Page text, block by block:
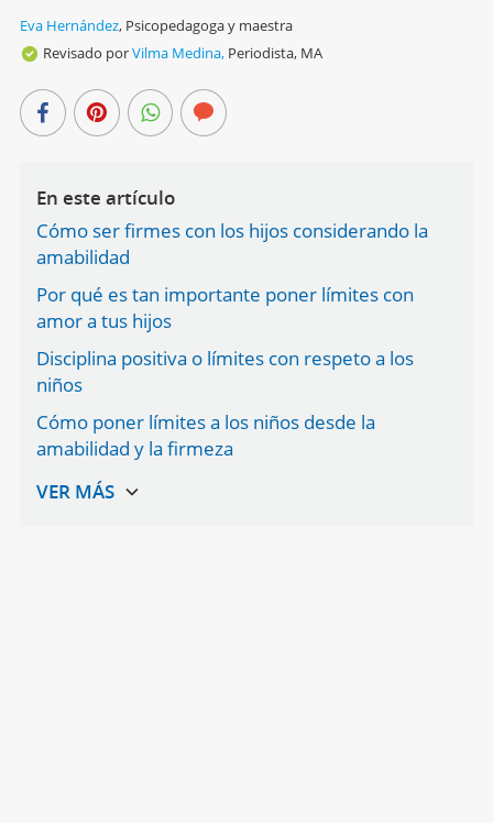
Eva Hernández, Psicopedagoga y maestra
Revisado porVilma Medina, Periodista, MA
En este artículo
Cómo ser firmes con los hijos considerando la
amabilidad
Por qué es tan importante poner límites con
amor a tus hijos
Disciplina positiva o límites con respeto a los
niños
Cómo poner límites a los niños desde la
amabilidad y la firmeza